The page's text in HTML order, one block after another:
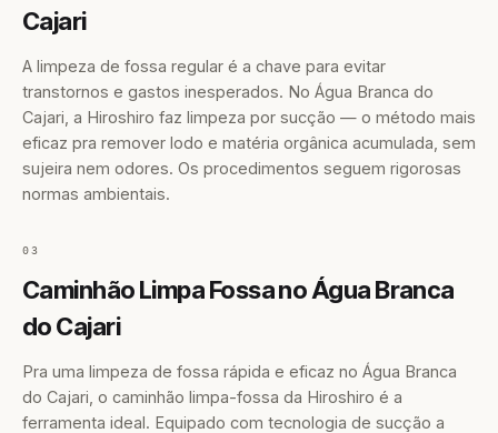
Cajari
A limpeza de fossa regular é a chave para evitar
transtornos e gastos inesperados. No Água Branca do
Cajari, a Hiroshiro faz limpeza por sucção — o método mais
eficaz pra remover lodo e matéria orgânica acumulada, sem
sujeira nem odores. Os procedimentos seguem rigorosas
normas ambientais.
03
Caminhão Limpa Fossa no Água Branca
do Cajari
Pra uma limpeza de fossa rápida e eficaz no Água Branca
do Cajari, o caminhão limpa-fossa da Hiroshiro é a
ferramenta ideal. Equipado com tecnologia de sucção a